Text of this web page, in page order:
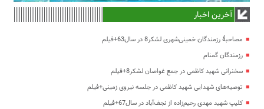
آخرین اخبار
مصاحبۀ رزمندگان خمینی‌شهری لشکر8 در سال63+فیلم
رزمندگان گمنام
سخنرانی شهید کاظمی در جمع غواصان لشکر8+فیلم
توصیه‌های شهدایی شهید کاظمی در جلسه نیروی زمینی+فیلم
کلیپ شهید مهدی رحیم‌زاده از نجف‌آباد در سال67+فیلم